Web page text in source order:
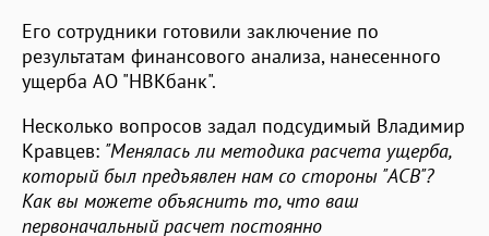
Его сотрудники готовили заключение по
результатам финансового анализа, нанесенного
ущерба АО "НВКбанк".
Несколько вопросов задал подсудимый Владимир
Кравцев: "Менялась ли методика расчета ущерба,
который был предъявлен нам со стороны "АСВ"?
Как вы можете объяснить то, что ваш
первоначальный расчет постоянно